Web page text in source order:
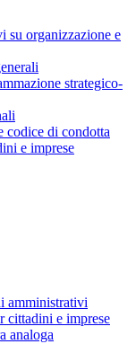
su organizzazione e
strategico-
codice di condotta
e imprese
amministrativi
cittadini e imprese
analoga